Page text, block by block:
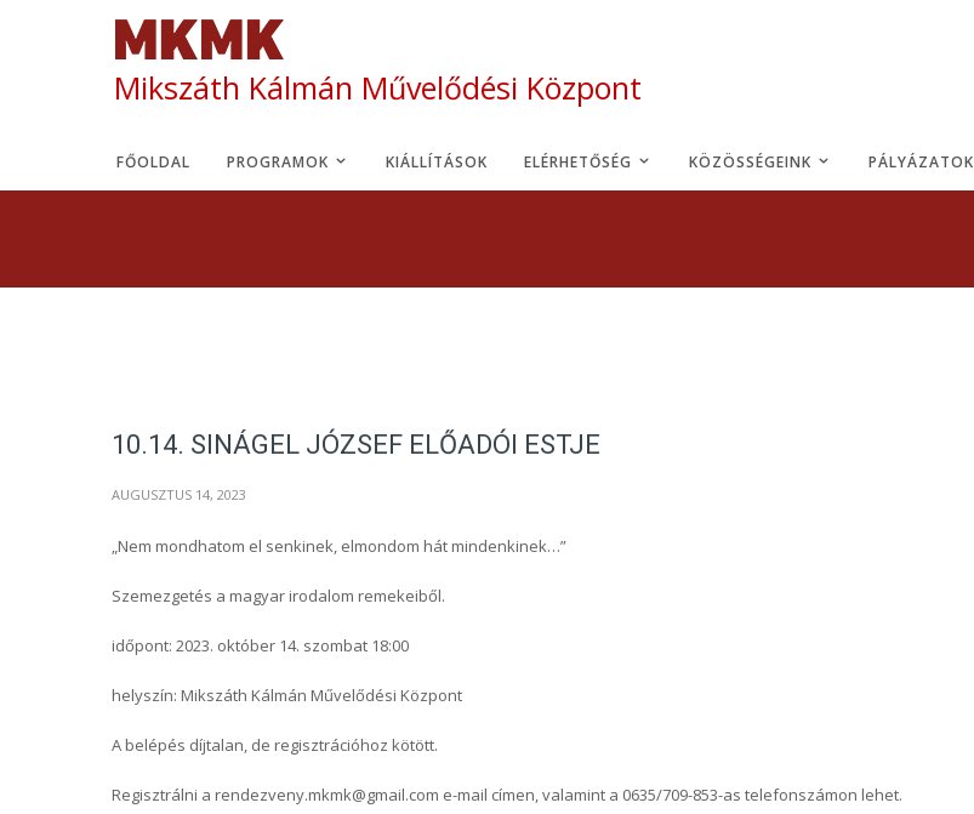
Mikszáth Kálmán Művelődési Központ
FŐOLDAL PROGRAMOK KIÁLLÍTÁSOK ELÉRHETŐSÉG KÖZÖSSÉGEINK PÁLYÁZATOK
10.14. SINÁGEL JÓZSEF ELŐADÓI ESTJE
AUGUSZTUS 14, 2023
„Nem mondhatom el senkinek, elmondom hát mindenkinek…”
Szemezgetés a magyar irodalom remekeiből.
időpont: 2023. október 14. szombat 18:00
helyszín: Mikszáth Kálmán Művelődési Központ
A belépés díjtalan, de regisztrációhoz kötött.
Regisztrálni a rendezveny.mkmk@gmail.com e-mail címen, valamint a 0635/709-853-as telefonszámon lehet.